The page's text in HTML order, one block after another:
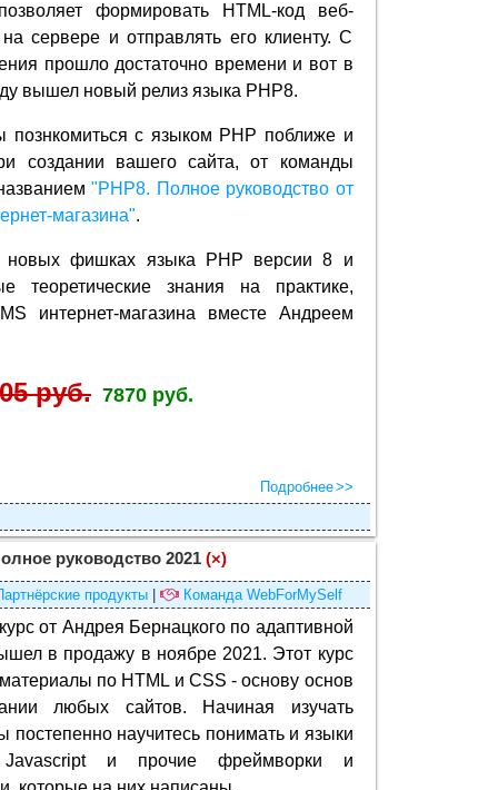
формировать HTML-код веб-
сервере и отправлять его клиенту. С
прошло достаточно времени и вот в
вышел новый релиз языка PHP8.
познкомиться с языком PHP поближе и
создании вашего сайта, от команды
"PHP8. Полное руководство от
магазина".
новых фишках языка PHP версии 8 и
теоретические знания на практике,
интернет-магазина вместе Андреем
руб. 7870 руб.
Подробнее
руководство 2021 (×)
продукты| Команда WebForMySelf
от Андрея Бернацкого по адаптивной
в продажу в ноябре 2021. Этот курс
по HTML и CSS - основу основ
любых сайтов. Начиная изучать
постепенно научитесь понимать и языки
и прочие фреймворки и